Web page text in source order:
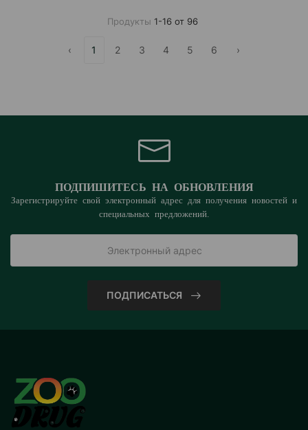
Продукты 1-16 от 96
‹ 1 2 3 4 5 6 ›
ПОДПИШИТЕСЬ НА ОБНОВЛЕНИЯ
Зарегистрируйте свой электронный адрес для получения новостей и
специальных предложений.
ПОДПИСАТЬСЯ